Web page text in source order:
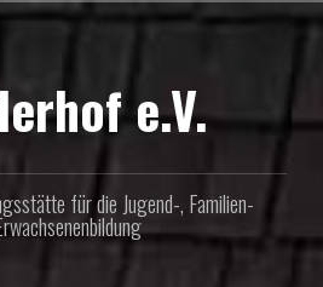
e.V.
für die Jugend-, Familien-